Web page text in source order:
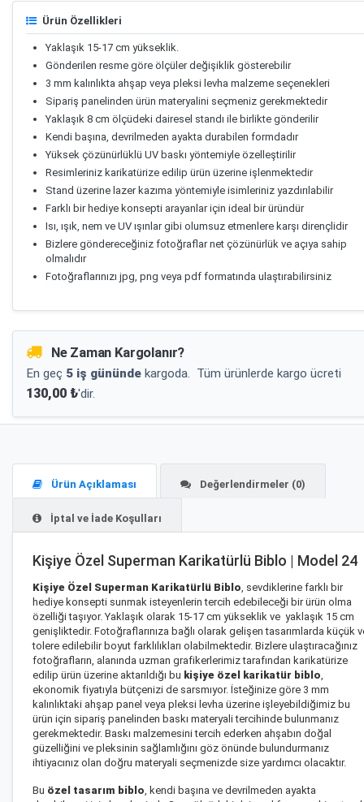
Ürün Özellikleri
Yaklaşık 15-17 cm yükseklik.
Gönderilen resme göre ölçüler değişiklik gösterebilir
3 mm kalınlıkta ahşap veya pleksi levha malzeme seçenekleri
Sipariş panelinden ürün materyalini seçmeniz gerekmektedir
Yaklaşık 8 cm ölçüdeki dairesel standı ile birlikte gönderilir
Kendi başına, devrilmeden ayakta durabilen formdadır
Yüksek çözünürlüklü UV baskı yöntemiyle özelleştirilir
Resimleriniz karikatürize edilip ürün üzerine işlenmektedir
Stand üzerine lazer kazıma yöntemiyle isimleriniz yazdırılabilir
Farklı bir hediye konsepti arayanlar için ideal bir üründür
Isı, ışık, nem ve UV ışınlar gibi olumsuz etmenlere karşı dirençlidir
Bizlere göndereceğiniz fotoğraflar net çözünürlük ve açıya sahip
olmalıdır
Fotoğraflarınızı jpg, png veya pdf formatında ulaştırabilirsiniz
Ne Zaman Kargolanır?
En geç 5 iş gününde kargoda. Tüm ürünlerde kargo ücreti
130,00 ₺'dir.
Ürün Açıklaması Değerlendirmeler (0)
İptal ve İade Koşulları
Kişiye Özel Superman Karikatürlü Biblo | Model 24
Kişiye Özel Superman Karikatürlü Biblo , sevdiklerine farklı bir
hediye konsepti sunmak isteyenlerin tercih edebileceği bir ürün olma
özelliği taşıyor. Yaklaşık olarak 15-17 cm yükseklik ve yaklaşık 15 cm
genişliktedir. Fotoğraflarınıza bağlı olarak gelişen tasarımlarda küçük
tolere edilebilir boyut farklılıkları olabilmektedir. Bizlere ulaştıracağınız
fotoğrafların, alanında uzman grafikerlerimiz tarafından karikatürize
edilip ürün üzerine aktarıldığı bu kişiye özel karikatür biblo
ekonomik fiyatıyla bütçenizi de sarsmıyor. İsteğinize göre 3 mm
kalınlıktaki ahşap panel veya pleksi levha üzerine işleyebildiğimiz bu
ürün için sipariş panelinden baskı materyali tercihinde bulunmanız
gerekmektedir. Baskı malzemesini tercih ederken ahşabın doğal
güzelliğini ve pleksinin sağlamlığını göz önünde bulundurmanız
ihtiyacınız olan doğru materyali seçmenizde size yardımcı olacaktır.
Bu özel tasarım biblo , kendi başına ve devrilmeden ayakta